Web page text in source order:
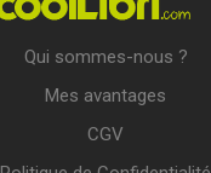
Qui sommes-nous ?
Mes avantages
CGV